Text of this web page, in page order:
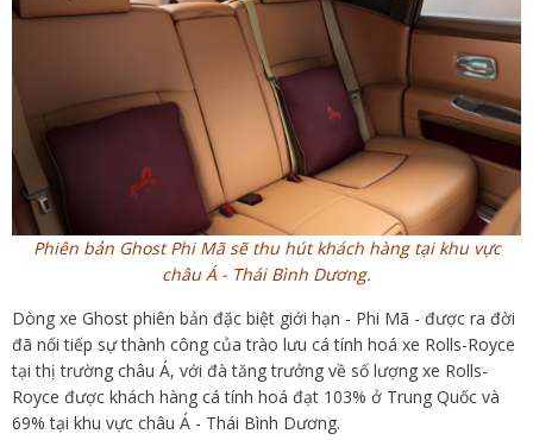
Phiên bản Ghost Phi Mã sẽ thu hút khách hàng tại khu vực
châu Á - Thái Bình Dương.
Dòng xe Ghost phiên bản đặc biệt giới hạn - Phi Mã - được ra đời
đã nối tiếp sự thành công của trào lưu cá tính hoá xe Rolls-Royce
tại thị trường châu Á, với đà tăng trưởng về số lượng xe Rolls-
Royce được khách hàng cá tính hoá đạt 103% ở Trung Quốc và
69% tại khu vực châu Á - Thái Bình Dương.